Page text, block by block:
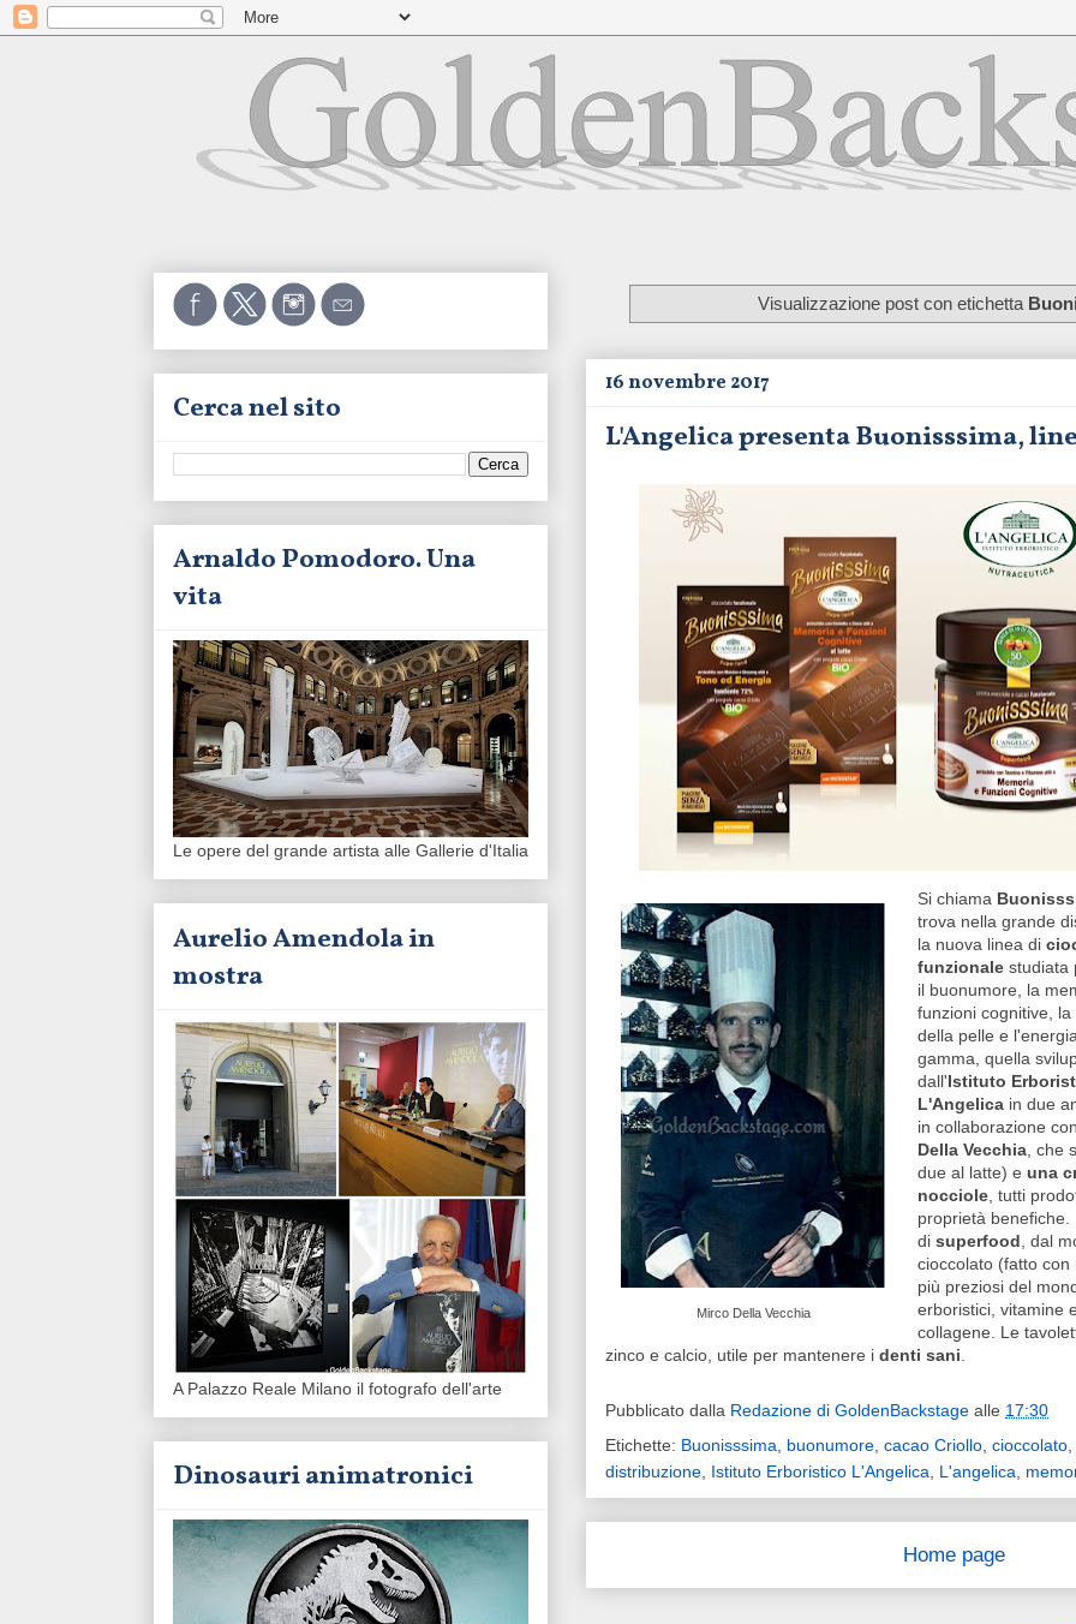
Visualizzazione post con etichetta
16 novembre 2017
L'Angelica presenta Buonisssima,
Mirco Della Vecchia
Si chiama
trova nella grande
la nuova linea di
funzionale studiata
il buonumore, la
funzioni cognitive, la
della pelle e
gamma, quella
dall'Istituto
L'Angelica in due
in collaborazione
Della Vecchia, che
due al latte) e una
nocciole, tutti
proprietà
di superfood, dal
cioccolato (fatto
più preziosi del
erboristici, vitamine
collagene. Le
zinco e calcio, utile per mantenere i denti sani.
Pubblicato dalla Redazione di GoldenBackstage alle 17:30
Etichette: Buonisssima, buonumore, cacao Criollo, cioccolato,
distribuzione, Istituto Erboristico L'Angelica, L'angelica,
Home page
Cerca nel sito
Arnaldo Pomodoro. Una
vita
Le opere del grande artista alle Gallerie d'Italia
Aurelio Amendola in
mostra
A Palazzo Reale Milano il fotografo dell'arte
Dinosauri animatronici